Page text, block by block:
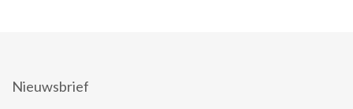
Nieuwsbrief